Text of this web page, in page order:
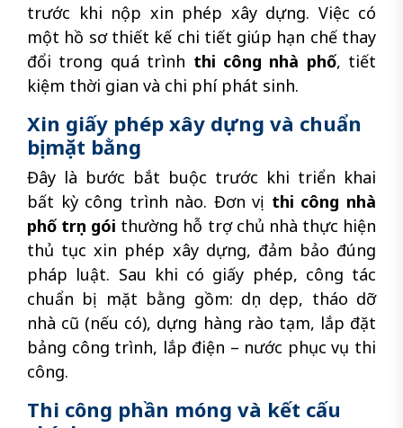
trước khi nộp xin phép xây dựng. Việc có
một hồ sơ thiết kế chi tiết giúp hạn chế thay
đổi trong quá trình thi công nhà phố, tiết
kiệm thời gian và chi phí phát sinh.
Xin giấy phép xây dựng và chuẩn
bị mặt bằng
Đây là bước bắt buộc trước khi triển khai
bất kỳ công trình nào. Đơn vị thi công nhà
phố trọn gói thường hỗ trợ chủ nhà thực hiện
thủ tục xin phép xây dựng, đảm bảo đúng
pháp luật. Sau khi có giấy phép, công tác
chuẩn bị mặt bằng gồm: dọn dẹp, tháo dỡ
nhà cũ (nếu có), dựng hàng rào tạm, lắp đặt
bảng công trình, lắp điện – nước phục vụ thi
công.
Thi công phần móng và kết cấu